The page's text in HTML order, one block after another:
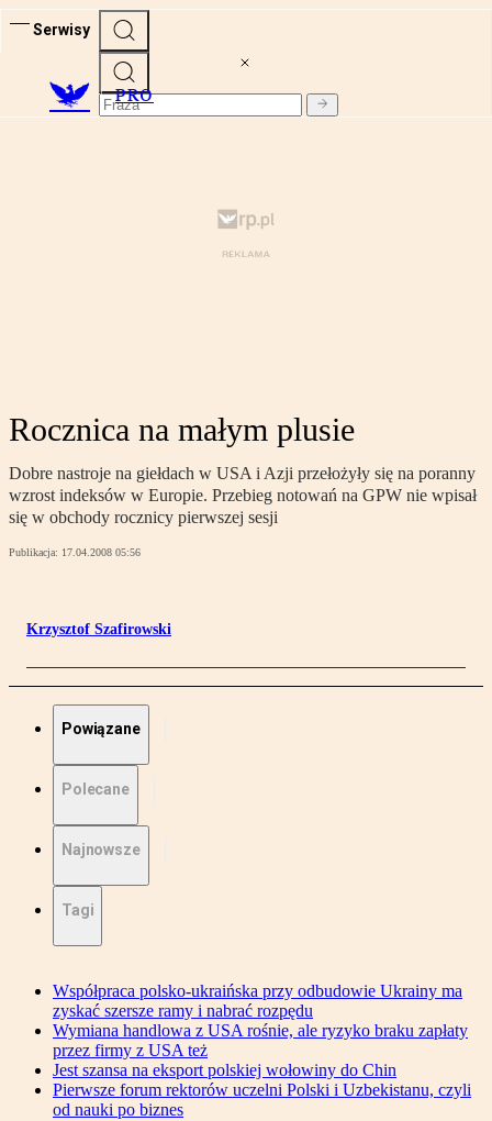
Serwisy
PRO
Rocznica na małym plusie
Dobre nastroje na giełdach w USA i Azji przełożyły się na poranny
wzrost indeksów w Europie. Przebieg notowań na GPW nie wpisał
się w obchody rocznicy pierwszej sesji
Publikacja: 17.04.2008 05:56
Krzysztof Szafirowski
Powiązane
Polecane
Najnowsze
Tagi
Współpraca polsko-ukraińska przy odbudowie Ukrainy ma
zyskać szersze ramy i nabrać rozpędu
Wymiana handlowa z USA rośnie, ale ryzyko braku zapłaty
przez firmy z USA też
Jest szansa na eksport polskiej wołowiny do Chin
Pierwsze forum rektorów uczelni Polski i Uzbekistanu, czyli
od nauki po biznes